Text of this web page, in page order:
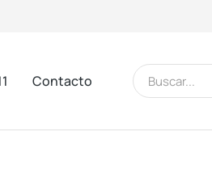
Contacto